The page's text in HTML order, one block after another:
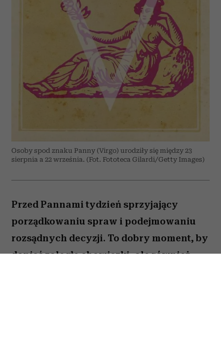
Osoby spod znaku Panny (Virgo) urodziły się między 23
sierpnia a 22 września. (Fot. Fototeca Gilardi/Getty Images)
Przed Pannami tydzień sprzyjający
porządkowaniu spraw i podejmowaniu
rozsądnych decyzji. To dobry moment, by
dopiąć zaległe obowiązki, ale również